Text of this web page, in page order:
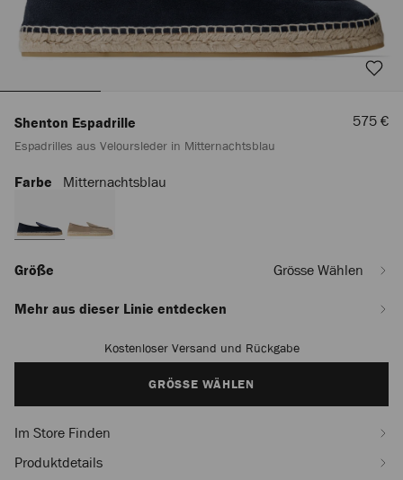
Shenton Espadrille
Espadrilles aus Veloursleder in Mitternachtsblau
575 €
https://row.jimmychoo.com/de/herren/schuhe/shenton-
veloursleder-
mitternachtsblau-
Farbe Mitternachtsblau
Mehr aus dieser Linie entdecken
Größe Grösse Wählen
to
Kostenloser Versand und Rückgabe
GRÖSSE WÄHLEN
Im Store Finden
Produktdetails